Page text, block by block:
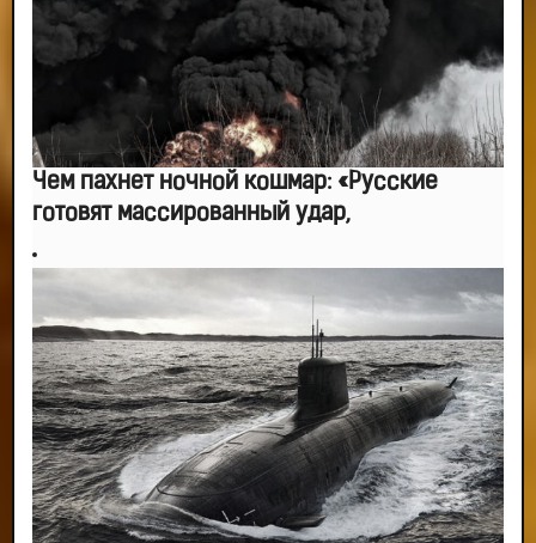
Чем пахнет ночной кошмар: «Русские
готовят массированный удар,